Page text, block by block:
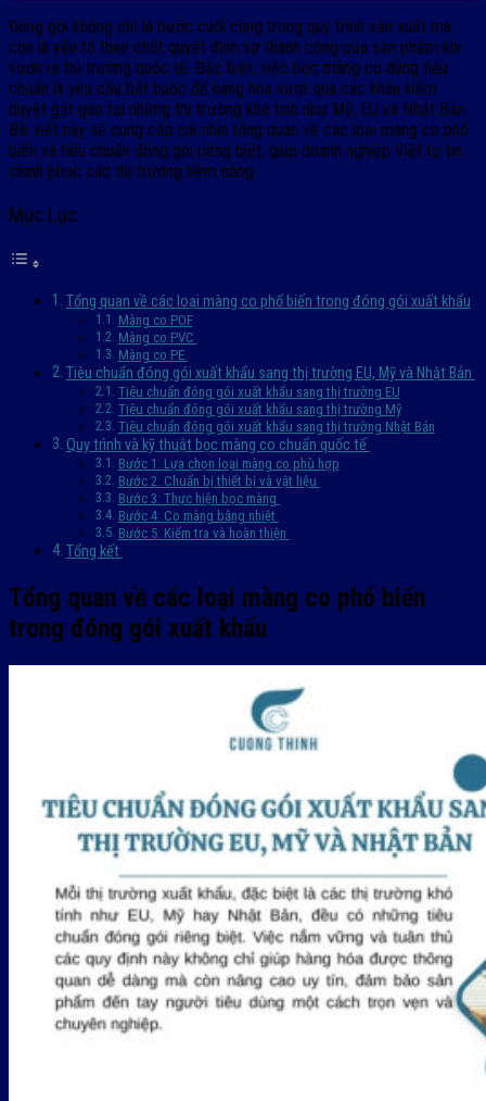
Đóng gói không chỉ là bước cuối cùng trong quy trình sản xuất mà
còn là yếu tố then chốt quyết định sự thành công của sản phẩm khi
vươn ra thị trường quốc tế. Đặc biệt, việc bọc màng co đúng tiêu
chuẩn là yêu cầu bắt buộc để hàng hóa vượt qua các khâu kiểm
duyệt gắt gao tại những thị trường khó tính như Mỹ, EU và Nhật Bản.
Bài viết này sẽ cung cấp cái nhìn tổng quan về các loại màng co phổ
biến và tiêu chuẩn đóng gói riêng biệt, giúp doanh nghiệp Việt tự tin
chinh phục các thị trường tiềm năng.
Mục Lục
Tổng quan về các loại màng co phổ biến trong đóng gói xuất khẩu
Màng co POF
Màng co PVC
Màng co PE
Tiêu chuẩn đóng gói xuất khẩu sang thị trường EU, Mỹ và Nhật Bản
Tiêu chuẩn đóng gói xuất khẩu sang thị trường EU
Tiêu chuẩn đóng gói xuất khẩu sang thị trường Mỹ
Tiêu chuẩn đóng gói xuất khẩu sang thị trường Nhật Bản
Quy trình và kỹ thuật bọc màng co chuẩn quốc tế
Bước 1: Lựa chọn loại màng co phù hợp
Bước 2: Chuẩn bị thiết bị và vật liệu
Bước 3: Thực hiện bọc màng
Bước 4: Co màng bằng nhiệt
Bước 5: Kiểm tra và hoàn thiện
Tổng kết
Tổng quan về các loại màng co phổ biến
trong đóng gói xuất khẩu